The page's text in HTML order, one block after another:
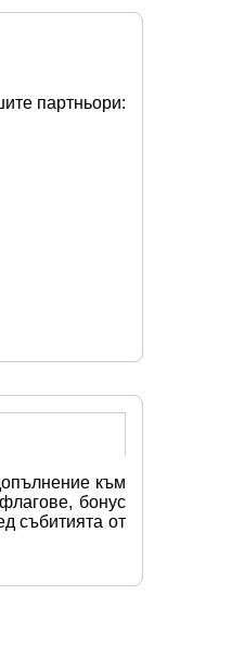
партньори:
към
бонус
събитията от